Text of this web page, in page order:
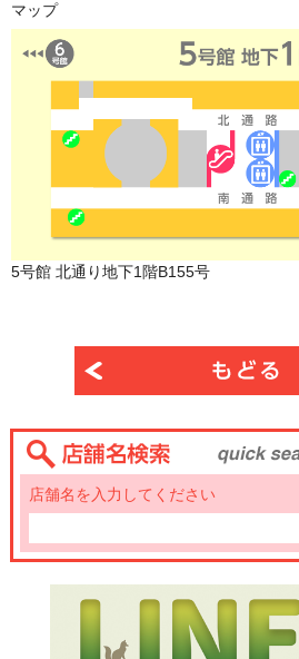
マップ
5号館 北通り地下1階B155号
店舗名を入力してください